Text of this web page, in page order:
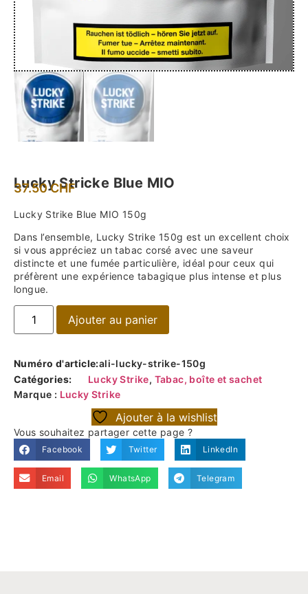
Lucky Stricke Blue MIO
37.50CHF
Lucky Strike Blue MIO 150g
Dans l’ensemble, Lucky Strike 150g est un excellent choix
si vous appréciez un tabac corsé avec une saveur
distincte et une fumée particulière, idéal pour ceux qui
préfèrent une expérience tabagique plus intense et plus
longue.
Ajouter au panier
Numéro d'article:ali-lucky-strike-150g
Catégories:
Lucky Strike, Tabac, boîte et sachet
Marque : Lucky Strike
Ajouter à la wishlist
Vous souhaitez partager cette page ?
Facebook Twitter LinkedIn
Email WhatsApp Telegram